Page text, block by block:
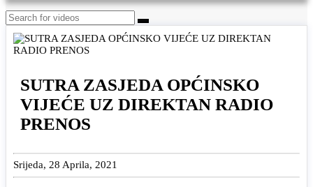
SUTRA ZASJEDA OPĆINSKO
VIJEĆE UZ DIREKTAN RADIO
PRENOS
Srijeda, 28 Aprila, 2021